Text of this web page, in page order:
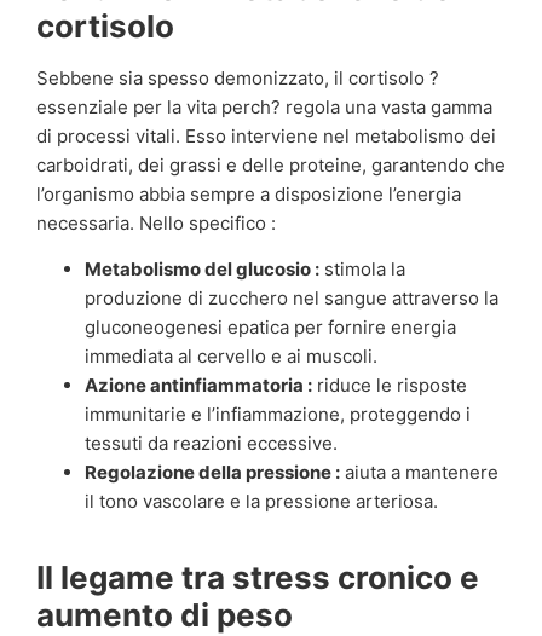
cortisolo
Sebbene sia spesso demonizzato, il cortisolo ?
essenziale per la vita perch? regola una vasta gamma
di processi vitali. Esso interviene nel metabolismo dei
carboidrati, dei grassi e delle proteine, garantendo che
l’organismo abbia sempre a disposizione l’energia
necessaria. Nello specifico :
Metabolismo del glucosio : stimola la
produzione di zucchero nel sangue attraverso la
gluconeogenesi epatica per fornire energia
immediata al cervello e ai muscoli.
Azione antinfiammatoria : riduce le risposte
immunitarie e l’infiammazione, proteggendo i
tessuti da reazioni eccessive.
Regolazione della pressione : aiuta a mantenere
il tono vascolare e la pressione arteriosa.
Il legame tra stress cronico e
aumento di peso